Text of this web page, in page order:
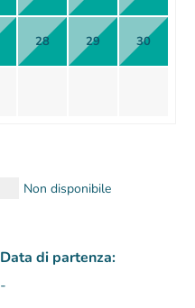
28 29 30
Data di partenza:
-